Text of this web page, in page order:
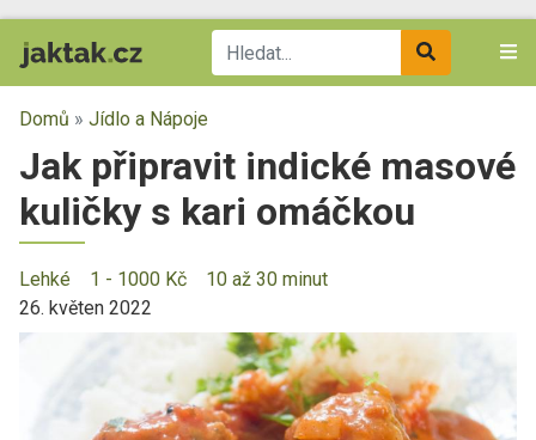
Domů » Jídlo a Nápoje
Jak připravit indické masové
kuličky s kari omáčkou
Lehké 1 - 1000 Kč
10 až 30 minut
26. květen 2022